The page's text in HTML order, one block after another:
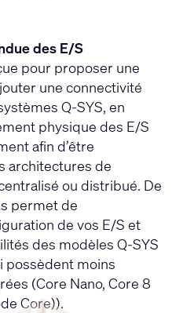
des E/S
pour proposer une
une connectivité
Q-SYS, en
physique des E/S
afin d’être
architectures de
ou distribué. De
permet de
de vos E/S et
des modèles Q-SYS
possèdent moins
(Core Nano, Core 8
Core)).